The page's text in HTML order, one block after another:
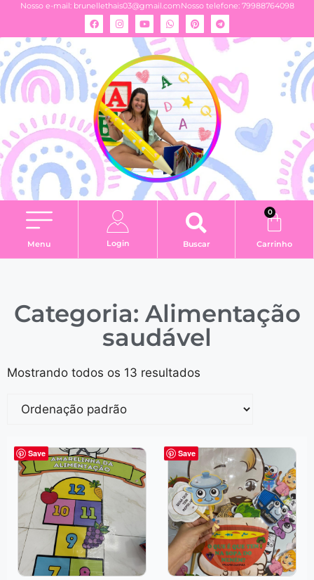
Nosso e-mail: brunellethais03@gmail.comNosso telefone: 79988764098
Menu Login Buscar
0
Carrinho
Categoria: Alimentação
saudável
Mostrando todos os 13 resultados
Save Save